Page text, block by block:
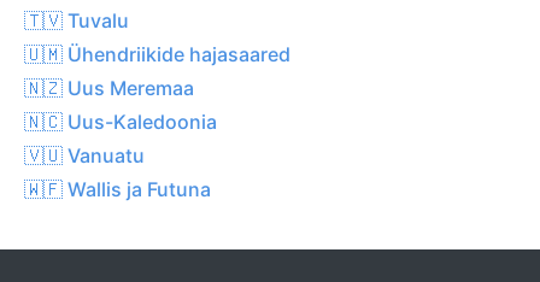
🇹🇻 Tuvalu
🇺🇲 Ühendriikide hajasaared
🇳🇿 Uus Meremaa
🇳🇨 Uus-Kaledoonia
🇻🇺 Vanuatu
🇼🇫 Wallis ja Futuna